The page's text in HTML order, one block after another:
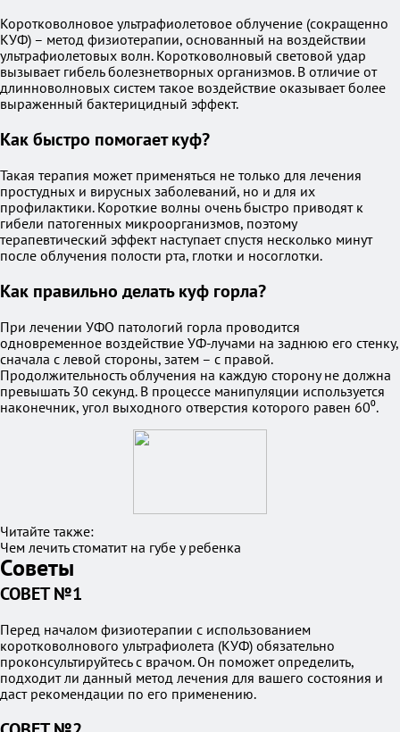
Коротковолновое ультрафиолетовое облучение (сокращенно
КУФ) – метод физиотерапии, основанный на воздействии
ультрафиолетовых волн. Коротковолновый световой удар
вызывает гибель болезнетворных организмов. В отличие от
длинноволновых систем такое воздействие оказывает более
выраженный бактерицидный эффект.
Как быстро помогает куф?
Такая терапия может применяться не только для лечения
простудных и вирусных заболеваний, но и для их
профилактики. Короткие волны очень быстро приводят к
гибели патогенных микроорганизмов, поэтому
терапевтический эффект наступает спустя несколько минут
после облучения полости рта, глотки и носоглотки.
Как правильно делать куф горла?
При лечении УФО патологий горла проводится
одновременное воздействие УФ-лучами на заднюю его стенку,
сначала с левой стороны, затем – с правой.
Продолжительность облучения на каждую сторону не должна
превышать 30 секунд. В процессе манипуляции используется
наконечник, угол выходного отверстия которого равен 60⁰.
Читайте также:
Чем лечить стоматит на губе у ребенка
Советы
СОВЕТ №1
Перед началом физиотерапии с использованием
коротковолнового ультрафиолета (КУФ) обязательно
проконсультируйтесь с врачом. Он поможет определить,
подходит ли данный метод лечения для вашего состояния и
даст рекомендации по его применению.